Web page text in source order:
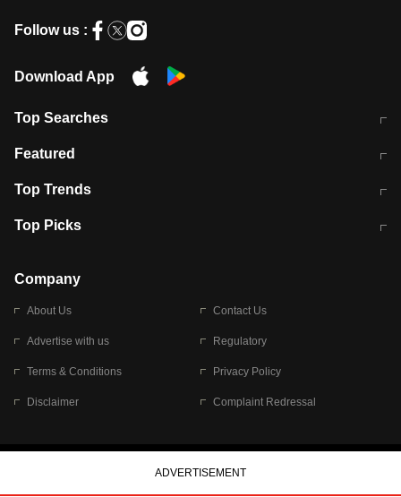
Follow us :
Download App
Top Searches
भरत तिवारी कथित एनकाउंटर मामले में बड़ी
Featured
स्पेन में प्रवासियों का सैलाब! मोरक्को से
Top Trends
RBI का नया नियम: अब बैंकों को अपनी सभी
Top Picks
बारिश की चेतावनी
Company
About Us Contact Us
Advertise with us Regulatory
Terms & Conditions Privacy Policy
Disclaimer Complaint Redressal